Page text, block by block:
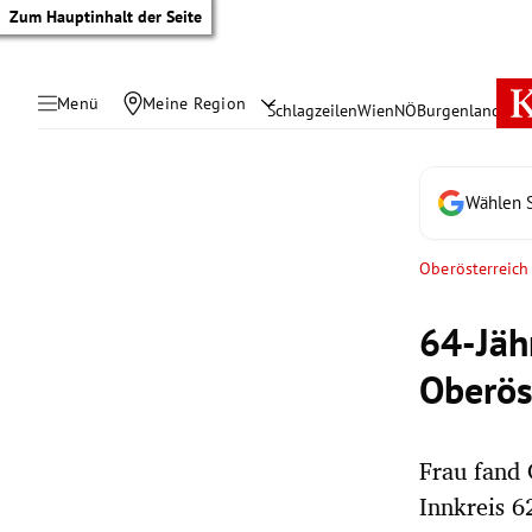
Zum Hauptinhalt der Seite
Menü Meine Region SchlagzeilenWienNÖBurgenland
Wählen
Oberösterreich
64-
Frau fand
Innkreis